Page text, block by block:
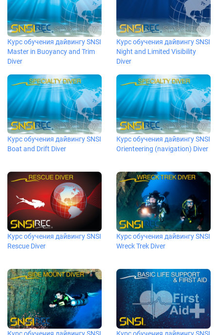
Курс обучения дайвингу SNSI
Master in Buoyancy and Trim
Diver
Курс обучения дайвингу SNSI
Night and Limited Visibility
Diver
Курс обучения дайвингу SNSI
Boat and Drift Diver
Курс обучения дайвингу SNSI
Orienteering (navigation) Diver
Курс обучения дайвингу SNSI
Rescue Diver
Курс обучения дайвингу SNSI
Wreck Trek Diver